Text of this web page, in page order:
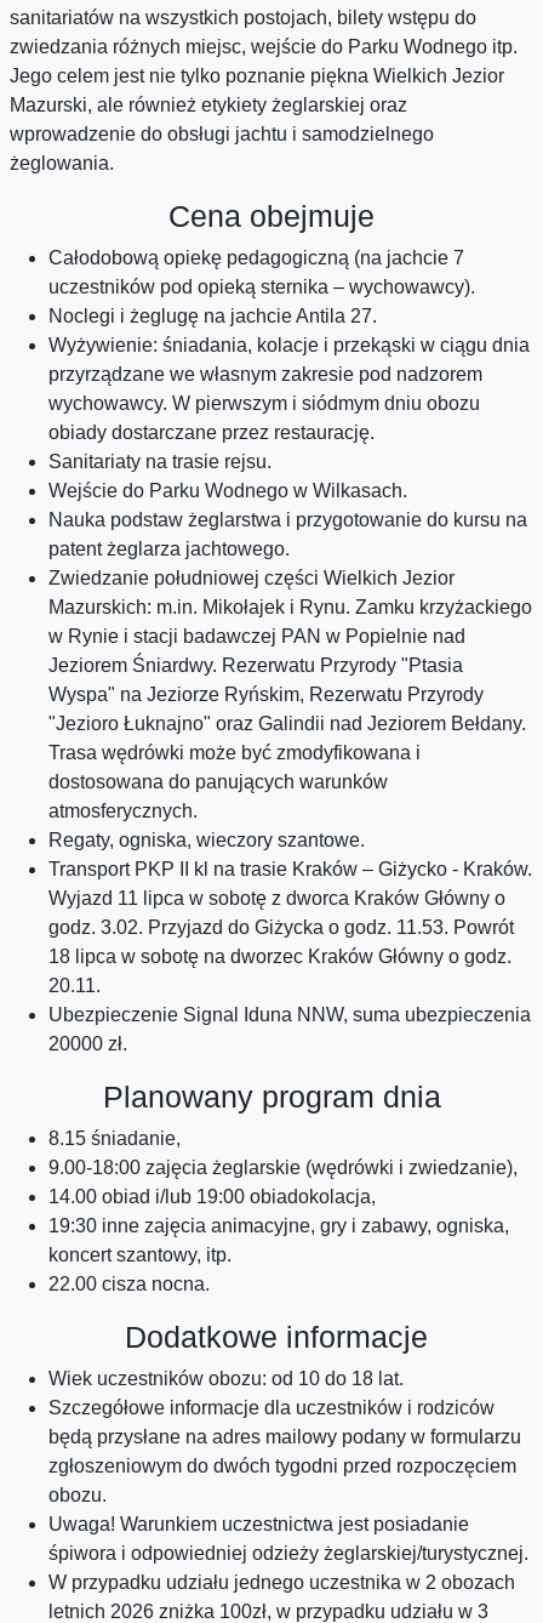
sanitariatów na wszystkich postojach, bilety wstępu do
zwiedzania różnych miejsc, wejście do Parku Wodnego itp.
Jego celem jest nie tylko poznanie piękna Wielkich Jezior
Mazurski, ale również etykiety żeglarskiej oraz
wprowadzenie do obsługi jachtu i samodzielnego
żeglowania.
Cena obejmuje
Całodobową opiekę pedagogiczną (na jachcie 7
uczestników pod opieką sternika – wychowawcy).
Noclegi i żeglugę na jachcie Antila 27.
Wyżywienie: śniadania, kolacje i przekąski w ciągu dnia
przyrządzane we własnym zakresie pod nadzorem
wychowawcy. W pierwszym i siódmym dniu obozu
obiady dostarczane przez restaurację.
Sanitariaty na trasie rejsu.
Wejście do Parku Wodnego w Wilkasach.
Nauka podstaw żeglarstwa i przygotowanie do kursu na
patent żeglarza jachtowego.
Zwiedzanie południowej części Wielkich Jezior
Mazurskich: m.in. Mikołajek i Rynu. Zamku krzyżackiego
w Rynie i stacji badawczej PAN w Popielnie nad
Jeziorem Śniardwy. Rezerwatu Przyrody "Ptasia
Wyspa" na Jeziorze Ryńskim, Rezerwatu Przyrody
"Jezioro Łuknajno" oraz Galindii nad Jeziorem Bełdany.
Trasa wędrówki może być zmodyfikowana i
dostosowana do panujących warunków
atmosferycznych.
Regaty, ogniska, wieczory szantowe.
Transport PKP II kl na trasie Kraków – Giżycko - Kraków.
Wyjazd 11 lipca w sobotę z dworca Kraków Główny o
godz. 3.02. Przyjazd do Giżycka o godz. 11.53. Powrót
18 lipca w sobotę na dworzec Kraków Główny o godz.
20.11.
Ubezpieczenie Signal Iduna NNW, suma ubezpieczenia
20000 zł.
Planowany program dnia
8.15 śniadanie,
9.00-18:00 zajęcia żeglarskie (wędrówki i zwiedzanie),
14.00 obiad i/lub 19:00 obiadokolacja,
19:30 inne zajęcia animacyjne, gry i zabawy, ogniska,
koncert szantowy, itp.
22.00 cisza nocna.
Dodatkowe informacje
Wiek uczestników obozu: od 10 do 18 lat.
Szczegółowe informacje dla uczestników i rodziców
będą przysłane na adres mailowy podany w formularzu
zgłoszeniowym do dwóch tygodni przed rozpoczęciem
obozu.
Uwaga! Warunkiem uczestnictwa jest posiadanie
śpiwora i odpowiedniej odzieży żeglarskiej/turystycznej.
W przypadku udziału jednego uczestnika w 2 obozach
letnich 2026 zniżka 100zł, w przypadku udziału w 3